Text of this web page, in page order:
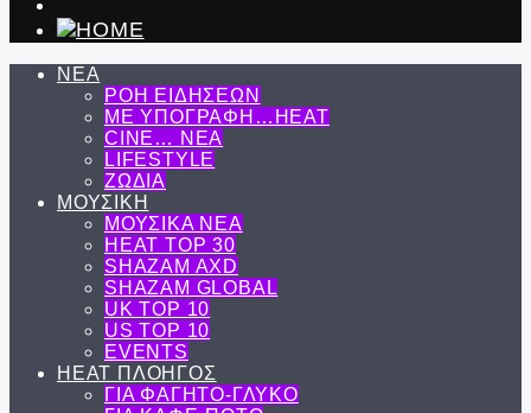
ΝΕΑ
ΡΟΗ ΕΙΔΗΣΕΩΝ
ΜΕ ΥΠΟΓΡΑΦΗ…HEAT
CINE… ΝΕΑ
LIFESTYLE
ΖΩΔΙΑ
ΜΟΥΣΙΚΗ
ΜΟΥΣΙΚΑ ΝΕΑ
HEAT TOP 30
SHAZAM AXD
SHAZAM GLOBAL
UK TOP 10
US TOP 10
EVENTS
ΗΕΑΤ ΠΛΟΗΓΟΣ
ΓΙΑ ΦΑΓΗΤΟ-ΓΛΥΚΟ